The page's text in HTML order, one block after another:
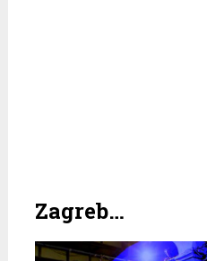
Zagreb…